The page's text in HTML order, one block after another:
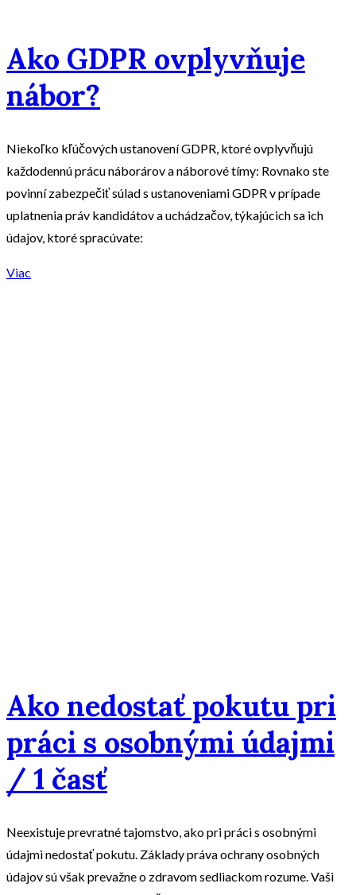
Ako GDPR ovplyvňuje
nábor?
Niekoľko kľúčových ustanovení GDPR, ktoré ovplyvňujú
každodennú prácu náborárov a náborové tímy: Rovnako ste
povinní zabezpečiť súlad s ustanoveniami GDPR v prípade
uplatnenia práv kandidátov a uchádzačov, týkajúcich sa ich
údajov, ktoré spracúvate:
Viac
Ako nedostať pokutu pri
práci s osobnými údajmi
/ 1 časť
Neexistuje prevratné tajomstvo, ako pri práci s osobnými
údajmi nedostať pokutu. Základy práva ochrany osobných
údajov sú však prevažne o zdravom sedliackom rozume. Vaši